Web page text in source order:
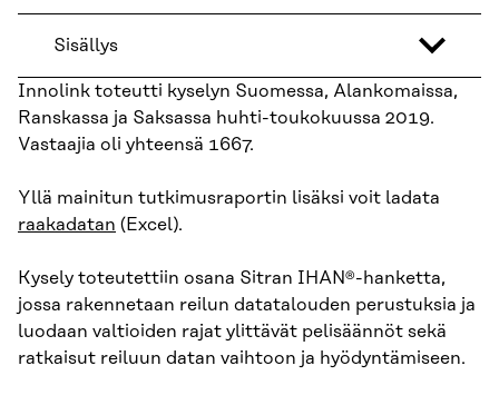
Sisällys
Innolink toteutti kyselyn Suomessa, Alankomaissa,
Ranskassa ja Saksassa huhti-toukokuussa 2019.
Vastaajia oli yhteensä 1667.
Yllä mainitun tutkimusraportin lisäksi voit ladata
raakadatan (Excel).
Kysely toteutettiin osana Sitran IHAN®-hanketta,
jossa rakennetaan reilun datatalouden perustuksia ja
luodaan valtioiden rajat ylittävät pelisäännöt sekä
ratkaisut reiluun datan vaihtoon ja hyödyntämiseen.